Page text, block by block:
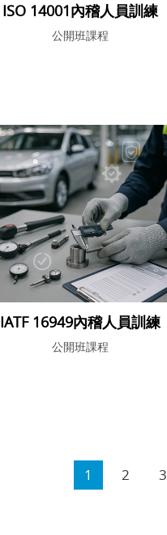
ISO 14001內稽人員訓練
公開班課程
IATF 16949內稽人員訓練
公開班課程
1 2 3